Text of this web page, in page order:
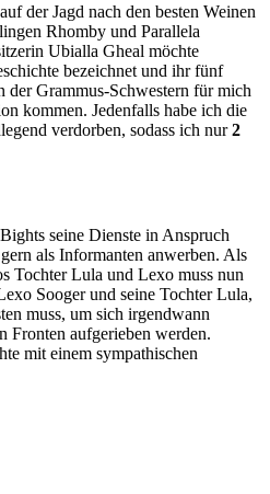
der Jagd nach den besten Weinen
Rhomby und Parallela
Ubialla Gheal möchte
bezeichnet und ihr fünf
der Grammus-Schwestern für mich
kommen. Jedenfalls habe ich die
verdorben, sodass ich nur2
seine Dienste in Anspruch
als Informanten anwerben. Als
Tochter Lula und Lexo muss nun
Sooger und seine Tochter Lula,
muss, um sich irgendwann
Fronten aufgerieben werden.
mit einem sympathischen